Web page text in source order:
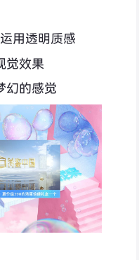
运用透明质感
觉效果
幻的感觉